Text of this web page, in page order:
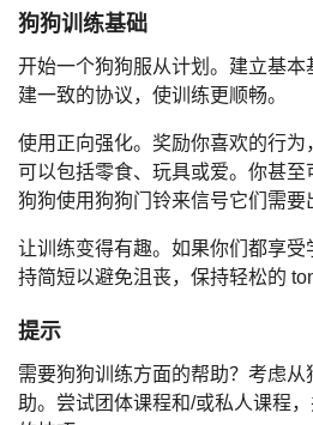
狗狗训练基础
开始一个狗狗服从计划。建立基本
建一致的协议，使训练更顺畅。
使用正向强化。奖励你喜欢的行
可以包括零食、玩具或爱。你甚
狗狗使用狗狗门铃来信号它们需要
让训练变得有趣。如果你们都享
持简短以避免沮丧，保持轻松的
提示
需要狗狗训练方面的帮助？考虑
助。尝试团体课程和/或私人课程